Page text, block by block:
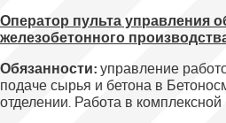
Оператор пульта управления
железобетонного
Обязанности: управление
подаче сырья и бетона в
отделении. Работа в комплексной